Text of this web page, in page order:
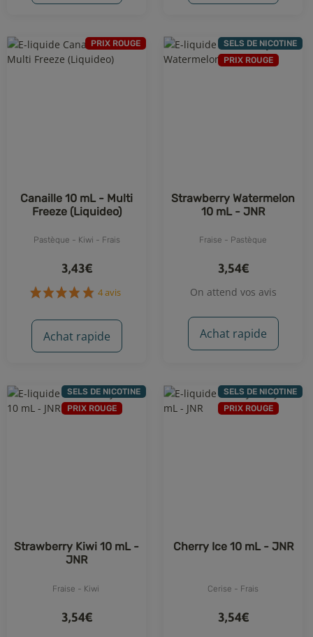
PRIX ROUGE
Canaille 10 mL - Multi
Freeze (Liquideo)
Pastèque - Kiwi - Frais
3,43€
Achat rapide
SELS DE NICOTINE
PRIX ROUGE
Strawberry Watermelon
10 mL - JNR
Fraise - Pastèque
3,54€
On attend vos avis
Achat rapide
SELS DE NICOTINE
PRIX ROUGE
Strawberry Kiwi 10 mL -
JNR
Fraise - Kiwi
3,54€
SELS DE NICOTINE
PRIX ROUGE
Cherry Ice 10 mL - JNR
Cerise - Frais
3,54€